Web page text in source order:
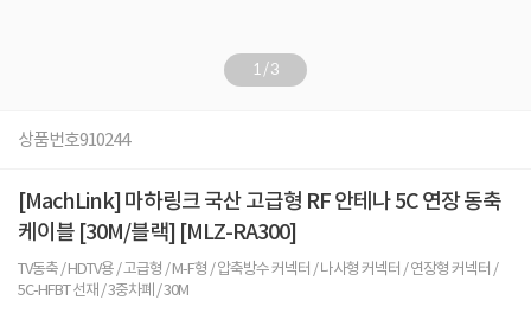
1/3
상품번호910244
[MachLink] 마하링크 국산 고급형 RF 안테나 5C 연장 동축
케이블 [30M/블랙] [MLZ-RA300]
TV동축 / HDTV용 / 고급형 / M-F형 / 압축방수 커넥터 / 나사형 커넥터 / 연장형 커넥터 /
5C-HFBT 선재 / 3중차폐 / 30M